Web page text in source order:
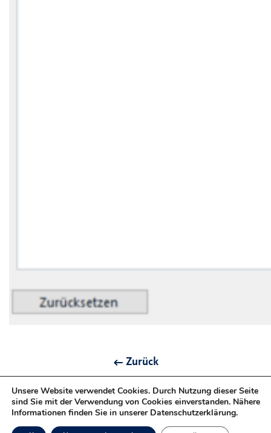
Zurück
Datenschutz Impressum
Unsere Website verwendet Cookies. Durch Nutzung dieser Seite
sind Sie mit der Verwendung von Cookies einverstanden. Nähere
Informationen finden Sie in unserer Datenschutzerklärung.